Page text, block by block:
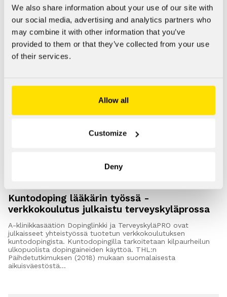
We also share information about your use of our site with
our social media, advertising and analytics partners who
may combine it with other information that you’ve
provided to them or that they’ve collected from your use
of their services.
Allow all
Customize
Deny
Turkuun tai Tampereelle. Dopinglinkki tarjoaa tietoa…
ARTIKKELI Ammattilaiset
Kuntodoping lääkärin työssä -
verkkokoulutus julkaistu terveyskyläprossa
A-klinikkasäätiön Dopinglinkki ja TerveyskyläPRO ovat
julkaisseet yhteistyössä tuotetun verkkokoulutuksen
kuntodopingista. Kuntodopingilla tarkoitetaan kilpaurheilun
ulkopuolista dopingaineiden käyttöä. THL:n
Päihdetutkimuksen (2018) mukaan suomalaisesta
aikuisväestöstä…